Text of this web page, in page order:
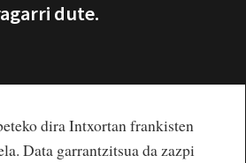
dute.
dira Intxortan frankisten
Data garrantzitsua da zazpi